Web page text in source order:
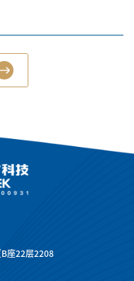
B座22层2208